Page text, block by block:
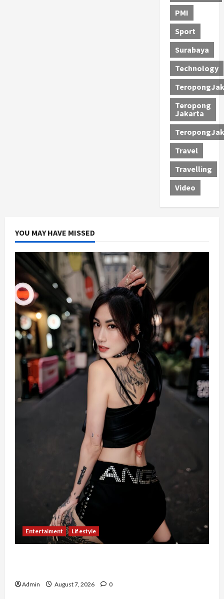
PMI
Sport
Surabaya
Technology
Teropong
Jakarta
Travel
Travelling
Video
YOU MAY HAVE MISSED
Entertaiment Lifestyle
Admin August 7, 2026 0